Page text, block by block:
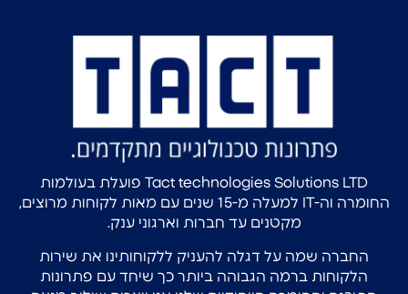
Tact technologies Solutions LTD פועלת בעולמות
החומרה וה-IT למעלה מ-15 שנים עם מאות לקוחות מרוצים,
מקטנים עד חברות וארגוני ענק.
החברה שמה על דגלה להעניק ללקוחותינו את שירות
הלקוחות ברמה הגבוהה ביותר כך שיחד עם פתרונות